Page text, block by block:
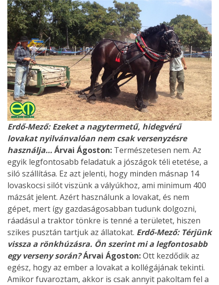
Erdő-Mező: Ezeket a nagytermetű, hidegvérű
lovakat nyilvánvalóan nem csak versenyzésre
használja… Árvai Ágoston: Természetesen nem. Az
egyik legfontosabb feladatuk a jószágok téli etetése, a
siló szállítása. Ez azt jelenti, hogy minden másnap 14
lovaskocsi silót viszünk a vályúkhoz, ami minimum 400
mázsát jelent. Azért használunk a lovakat, és nem
gépet, mert így gazdaságosabban tudunk dolgozni,
ráadásul a traktor tönkre is tenné a területet, hiszen
szikes pusztán tartjuk az állatokat. Erdő-Mező: Térjünk
vissza a rönkhúzásra. Ön szerint mi a legfontosabb
egy verseny során?Árvai Ágoston:Ott kezdődik az
egész, hogy az ember a lovakat a kollégájának tekinti.
Amikor fuvaroztam, akkor is csak annyit pakoltam fel a